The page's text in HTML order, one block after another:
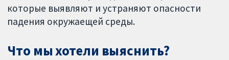
которые выявляют и устраняют опасности
падения окружаещей среды.
Что мы хотели выяснить?